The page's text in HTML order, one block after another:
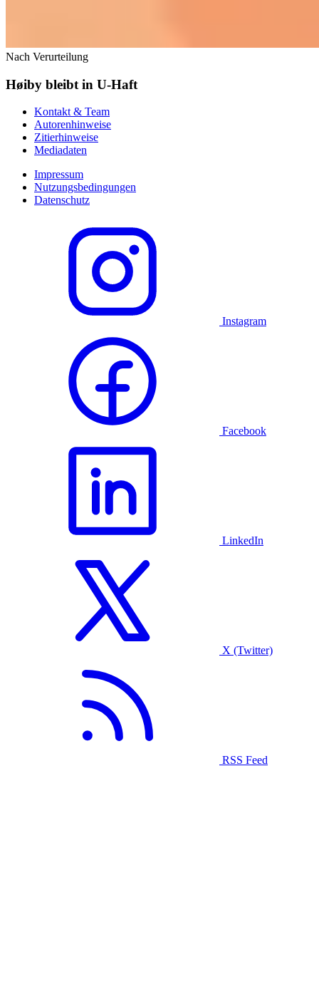
Nach Verurteilung
Høiby bleibt in U-Haft
Kontakt & Team
Autorenhinweise
Zitierhinweise
Mediadaten
Impressum
Nutzungsbedingungen
Datenschutz
Instagram
Facebook
LinkedIn
X (Twitter)
RSS Feed